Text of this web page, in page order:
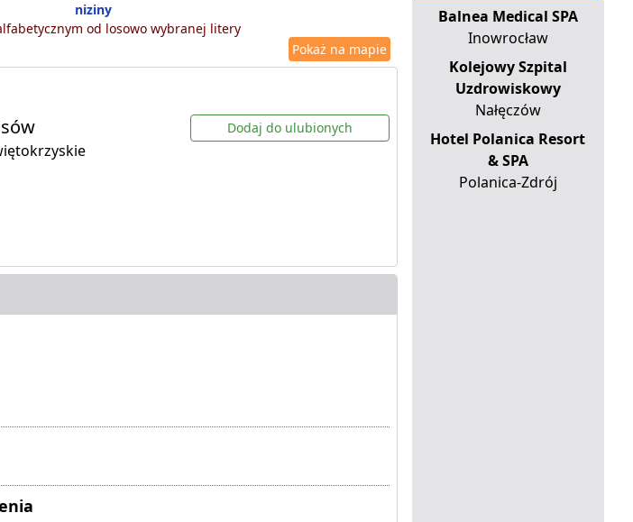
niziny
od losowo wybranej litery
Pokaż na mapie
Dodaj do ulubionych
Balnea Medical SPA
Inowrocław
Kolejowy Szpital
Uzdrowiskowy
Nałęczów
Hotel Polanica Resort
& SPA
Polanica-Zdrój